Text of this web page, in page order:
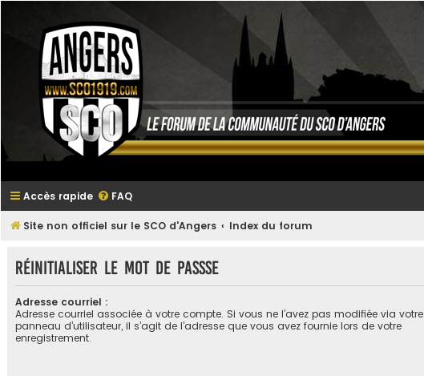
Accès rapide FAQ
Site non officiel sur le SCO d'Angers Index du forum
Réinitialiser le mot de passse
Adresse courriel :
Adresse courriel associée à votre compte. Si vous ne l’avez pas modifiée via votre
panneau d’utilisateur, il s’agit de l’adresse que vous avez fournie lors de votre
enregistrement.